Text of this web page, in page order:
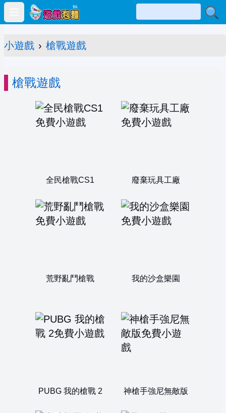
Open main menu
小遊戲 › 槍戰遊戲
槍戰遊戲
全民槍戰CS1 廢棄玩具工廠
荒野亂鬥槍戰 我的沙盒樂園
PUBG 我的槍戰 2 神槍手強尼無敵版